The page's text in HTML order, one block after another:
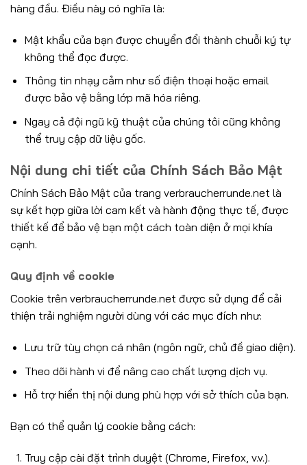
hàng đầu. Điều này có nghĩa là:
Mật khẩu của bạn được chuyển đổi thành chuỗi ký tự
không thể đọc được.
Thông tin nhạy cảm như số điện thoại hoặc email
được bảo vệ bằng lớp mã hóa riêng.
Ngay cả đội ngũ kỹ thuật của chúng tôi cũng không
thể truy cập dữ liệu gốc.
Nội dung chi tiết của Chính Sách Bảo Mật
Chính Sách Bảo Mật của trang verbraucherrunde.net là
sự kết hợp giữa lời cam kết và hành động thực tế, được
thiết kế để bảo vệ bạn một cách toàn diện ở mọi khía
cạnh.
Quy định về cookie
Cookie trên verbraucherrunde.net được sử dụng để cải
thiện trải nghiệm người dùng với các mục đích như:
Lưu trữ tùy chọn cá nhân (ngôn ngữ, chủ đề giao diện).
Theo dõi hành vi để nâng cao chất lượng dịch vụ.
Hỗ trợ hiển thị nội dung phù hợp với sở thích của bạn.
Bạn có thể quản lý cookie bằng cách:
Truy cập cài đặt trình duyệt (Chrome, Firefox, v.v.).